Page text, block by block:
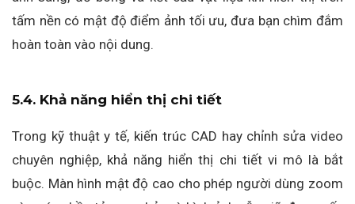
tấm nền có mật độ điểm ảnh tối ưu, đưa bạn chìm đắm
hoàn toàn vào nội dung.
5.4. Khả năng hiển thị chi tiết
Trong kỹ thuật y tế, kiến trúc CAD hay chỉnh sửa video
chuyên nghiệp, khả năng hiển thị chi tiết vi mô là bắt
buộc. Màn hình mật độ cao cho phép người dùng zoom